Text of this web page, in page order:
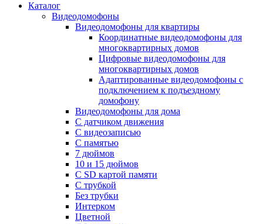
Каталог
Видеодомофоны
Видеодомофоны для квартиры
Координатные видеодомофоны для
многоквартирных домов
Цифровые видеодомофоны для
многоквартирных домов
Адаптированные видеодомофоны с
подключением к подъездному
домофону
Видеодомофоны для дома
С датчиком движения
С видеозаписью
C памятью
7 дюймов
10 и 15 дюймов
С SD картой памяти
С трубкой
Без трубки
Интерком
Цветной